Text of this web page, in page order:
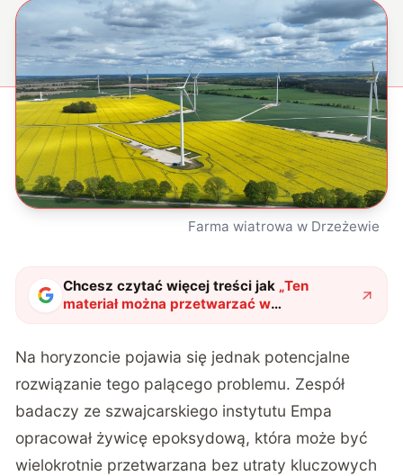
Farma wiatrowa w Drzeżewie
Chcesz czytać więcej treści jak „Ten
materiał można przetwarzać w
nieskończoność. Przemysł lotniczy i
Na horyzoncie pojawia się jednak potencjalne
rozwiązanie tego palącego problemu. Zespół
badaczy ze szwajcarskiego instytutu Empa
opracował żywicę epoksydową, która może być
wielokrotnie przetwarzana bez utraty kluczowych